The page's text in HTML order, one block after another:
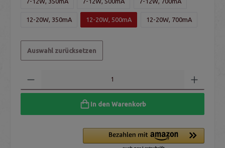
12-20W, 350mA 12-20W, 500mA 12-20W, 700mA
Auswahl zurücksetzen
In den Warenkorb